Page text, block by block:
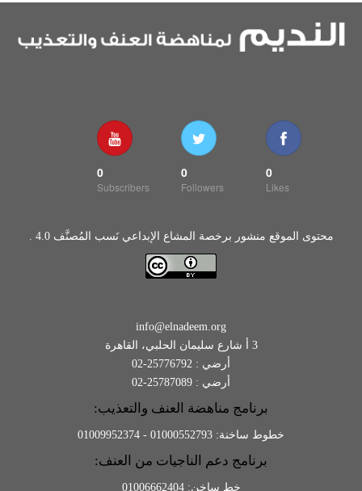
0
Likes
0
Followers
0
Subscribers
محتوى الموقع منشور برخصة المشاع الإبداعي نَسب المُصنَّف 4.0 .
info@elnadeem.org
3 أ شارع سليمان الحلبي، القاهرة
أرضي : 25776792-02
أرضي : 25787089-02
برنامج مناهضة العنف والتعذيب:
خطوط ساخنة: 01000552793 - 01009952374
برنامج دعم الناجيات من العنف:
خط ساخن: 01006662404